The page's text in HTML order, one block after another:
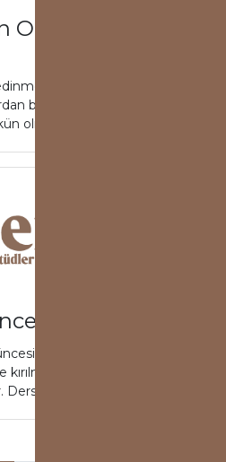
Okuma ve
süreçlerimize eşlik
biri dildir. Dil sayesinde
olmaktadır...
dair seçilmiş temel
noktalarına dair bir
boyun...